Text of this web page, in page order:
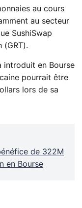
au cours
au secteur
SushiSwap
(GRT).
introduit en Bourse
pourrait être
lors de sa
de 322M
en Bourse